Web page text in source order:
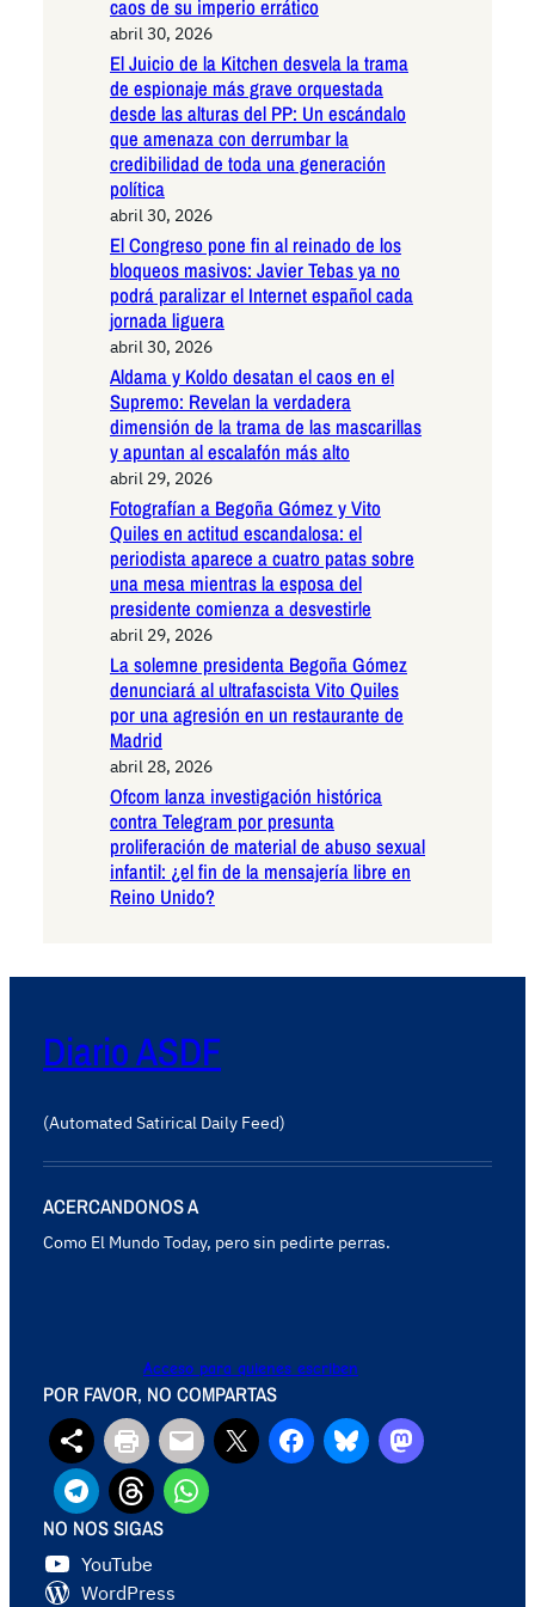
caos de su imperio errático
abril 30, 2026
El Juicio de la Kitchen desvela la trama
de espionaje más grave orquestada
desde las alturas del PP: Un escándalo
que amenaza con derrumbar la
credibilidad de toda una generación
política
abril 30, 2026
El Congreso pone fin al reinado de los
bloqueos masivos: Javier Tebas ya no
podrá paralizar el Internet español cada
jornada liguera
abril 30, 2026
Aldama y Koldo desatan el caos en el
Supremo: Revelan la verdadera
dimensión de la trama de las mascarillas
y apuntan al escalafón más alto
abril 29, 2026
Fotografían a Begoña Gómez y Vito
Quiles en actitud escandalosa: el
periodista aparece a cuatro patas sobre
una mesa mientras la esposa del
presidente comienza a desvestirle
abril 29, 2026
La solemne presidenta Begoña Gómez
denunciará al ultrafascista Vito Quiles
por una agresión en un restaurante de
Madrid
abril 28, 2026
Ofcom lanza investigación histórica
contra Telegram por presunta
proliferación de material de abuso sexual
infantil: ¿el fin de la mensajería libre en
Reino Unido?
Diario ASDF
(Automated Satirical Daily Feed)
ACERCANDONOS A
Como El Mundo Today, pero sin pedirte perras.
Acceso para quienes escriben
POR FAVOR, NO COMPARTAS
NO NOS SIGAS
YouTube
WordPress